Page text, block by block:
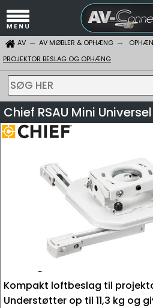
AV AV MØBLER & OPHÆNG
PROJEKTOR BESLAG OG OPHÆNG
SØG HER
Chief RSAU Mini
Kompakt loftbeslag til
Understøtter op til 11,3 kg og